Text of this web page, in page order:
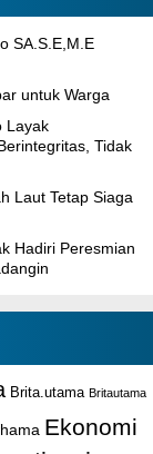
SA.S.E,M.E
untuk Warga
Layak
Tidak
Laut Tetap Siaga
Hadiri Peresmian
Brita.utama Britautama
Ekonomi